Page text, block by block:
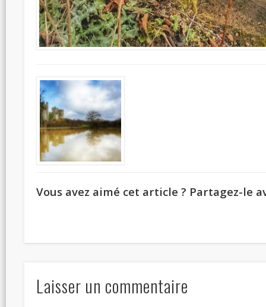
Vous avez aimé cet article ? Partagez-le
Laisser un commentaire